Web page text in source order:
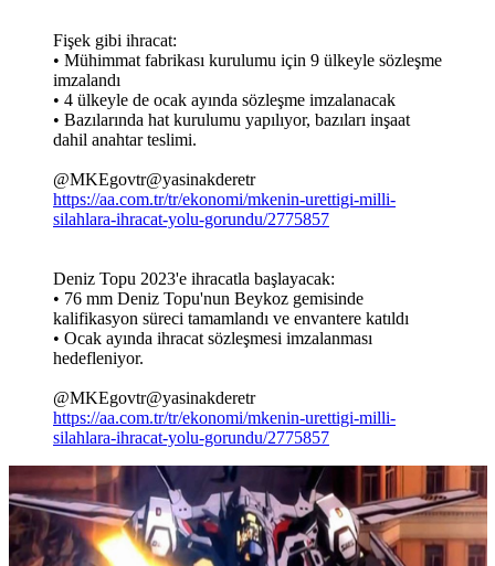
Fişek gibi ihracat:
• Mühimmat fabrikası kurulumu için 9 ülkeyle sözleşme
imzalandı
• 4 ülkeyle de ocak ayında sözleşme imzalanacak
• Bazılarında hat kurulumu yapılıyor, bazıları inşaat
dahil anahtar teslimi.
@MKEgovtr@yasinakderetr
https://aa.com.tr/tr/ekonomi/mkenin-urettigi-milli-
silahlara-ihracat-yolu-gorundu/2775857
Deniz Topu 2023'e ihracatla başlayacak:
• 76 mm Deniz Topu'nun Beykoz gemisinde
kalifikasyon süreci tamamlandı ve envantere katıldı
• Ocak ayında ihracat sözleşmesi imzalanması
hedefleniyor.
@MKEgovtr@yasinakderetr
https://aa.com.tr/tr/ekonomi/mkenin-urettigi-milli-
silahlara-ihracat-yolu-gorundu/2775857